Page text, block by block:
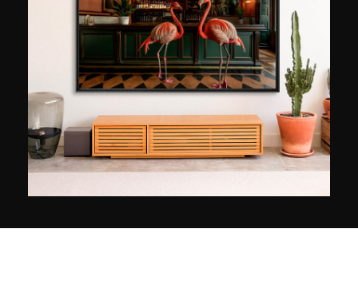
zowel eenvoudig als indrukwekkend is: Parijs
vastleggen op het precieze moment dat het licht
in de stad verandert. Tijdens het gouden uur, die
omslag aan het einde van de dag wanneer het
lawaai verstomt en de vormen van de stad in
een nieuw licht worden onthuld. Matteo Merea
keert vaak terug naar dezelfde plekken, omdat
elk bezoek een ander beeld oplevert. Hij is
opgeleid in analoge fotografie voordat hij
vast te leggen zoals die zich ontvouwt. "Een